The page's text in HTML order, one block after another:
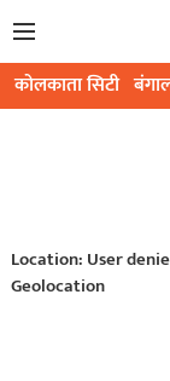
कोलकाता सिटी
Location: User
Geolocation